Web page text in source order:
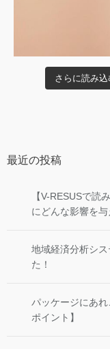
さらに読み込
最近の投稿
【V-RESUSで読
にどんな影響を
地域経済分析シ
た！
パッケージにあ
ポイント】